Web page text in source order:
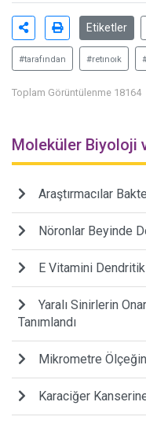
Etiketler
#tarafından #retınoık
Toplam Görüntülenme 18164
Moleküler Biyoloji
Araştırmacılar
Nöronlar Beyinde
E Vitamini
Yaralı Sinirlerin
Tanımlandı
Mikrometre
Karaciğer